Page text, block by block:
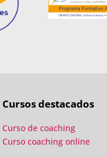
Cursos destacados
Curso de coaching
Curso coaching online